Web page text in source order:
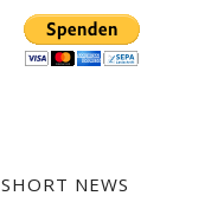
SHORT NEWS